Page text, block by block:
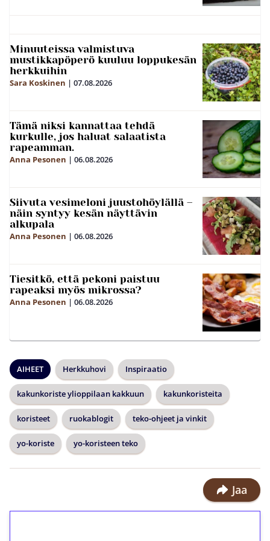
Minuuteissa valmistuva
mustikkapöperö kuuluu loppukesän
herkkuihin
Sara Koskinen | 07.08.2026
Tämä niksi kannattaa tehdä
kurkulle, jos haluat salaatista
rapeamman.
Anna Pesonen | 06.08.2026
Siivuta vesimeloni juustohöylällä –
näin syntyy kesän näyttävin
alkupala
Anna Pesonen | 06.08.2026
Tiesitkö, että pekoni paistuu
rapeaksi myös mikrossa?
Anna Pesonen | 06.08.2026
AIHEET Herkkuhovi Inspiraatio
kakunkoriste ylioppilaan kakkuun kakunkoristeita
koristeet ruokablogit teko-ohjeet ja vinkit
yo-koriste yo-koristeen teko
Jaa